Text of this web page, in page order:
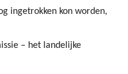
ingetrokken kon worden,
– het landelijke